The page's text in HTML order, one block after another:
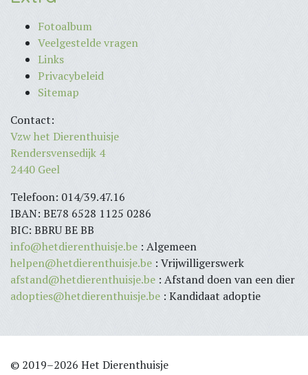
Fotoalbum
Veelgestelde vragen
Links
Privacybeleid
Sitemap
Contact:
Vzw het Dierenthuisje
Rendersvensedijk 4
2440 Geel
Telefoon: 014/39.47.16
IBAN: BE78 6528 1125 0286
BIC: BBRU BE BB
info@hetdierenthuisje.be : Algemeen
helpen@hetdierenthuisje.be : Vrijwilligerswerk
afstand@hetdierenthuisje.be : Afstand doen van een dier
adopties@hetdierenthuisje.be : Kandidaat adoptie
© 2019–2026 Het Dierenthuisje